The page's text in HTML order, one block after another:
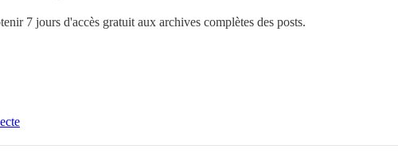
7 jours d'accès gratuit aux archives complètes des posts.